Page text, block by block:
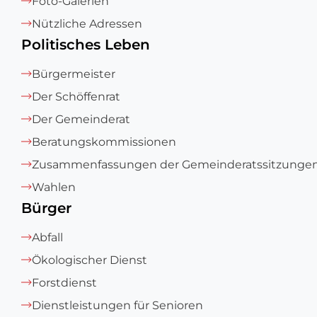
Nützliche Adressen
Politisches Leben
Bürgermeister
Der Schöffenrat
Der Gemeinderat
Beratungskommissionen
Zusammenfassungen der
Wahlen
Bürger
Abfall
Ökologischer Dienst
Forstdienst
Dienstleistungen für Senioren